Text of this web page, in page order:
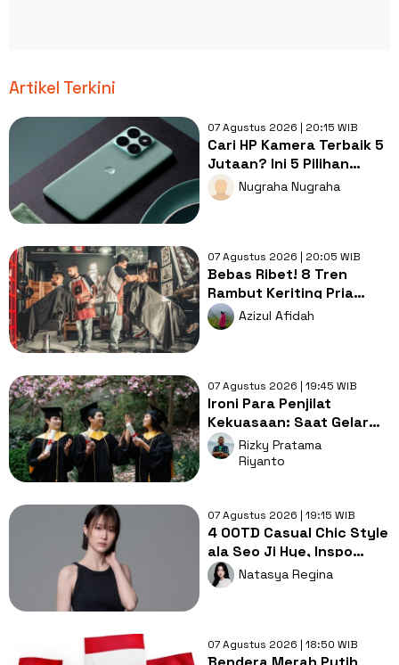
Artikel Terkini
07 Agustus 2026 | 20:15 WIB
Cari HP Kamera Terbaik 5
Jutaan? Ini 5 Pilihan
dengan Foto Paling Tajam
Nugraha Nugraha
07 Agustus 2026 | 20:05 WIB
Bebas Ribet! 8 Tren
Rambut Keriting Pria
untuk Wajah Kotak yang
Gampang Ditata
Azizul Afidah
07 Agustus 2026 | 19:45 WIB
Ironi Para Penjilat
Kekuasaan: Saat Gelar
Akademis Kalah oleh
Mental ABS
Rizky Pratama
Riyanto
07 Agustus 2026 | 19:15 WIB
4 OOTD Casual Chic Style
ala Seo Ji Hye, Inspo
Gaya Ngampus Sampai
Ngantor!
Natasya Regina
07 Agustus 2026 | 18:50 WIB